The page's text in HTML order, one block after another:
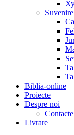
Suvenire
Biblia-online
Proiecte
Despre noi
Contacte
Livrare